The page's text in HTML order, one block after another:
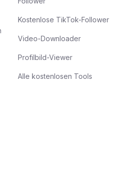
Kostenlose TikTok-Follower
Video-Downloader
Profilbild-Viewer
Alle kostenlosen Tools